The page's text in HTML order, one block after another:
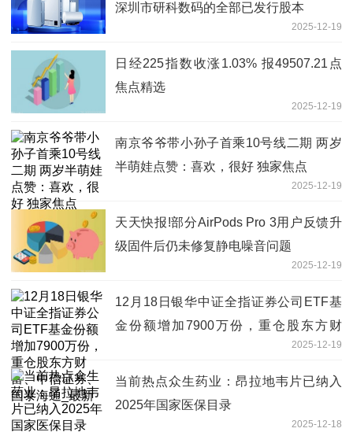
深圳市研科数码的全部已发行股本
2025-12-19
日经225指数收涨1.03% 报49507.21点
焦点精选
2025-12-19
南京爷爷带小孙子首乘10号线二期 两岁
半萌娃点赞：喜欢，很好 独家焦点
2025-12-19
天天快报!部分AirPods Pro 3用户反馈升
级固件后仍未修复静电噪音问题
2025-12-19
12月18日银华中证全指证券公司ETF基
金份额增加7900万份，重仓股东方财
2025-12-19
当前热点众生药业：昂拉地韦片已纳入
2025年国家医保目录
2025-12-18